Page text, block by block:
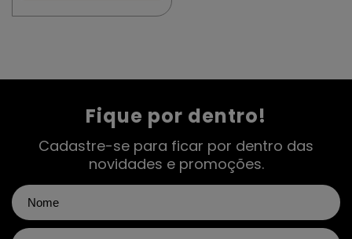
Fique por dentro!
Cadastre-se para ficar por dentro das
novidades e promoções.